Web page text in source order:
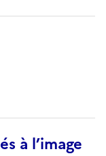
à l’image